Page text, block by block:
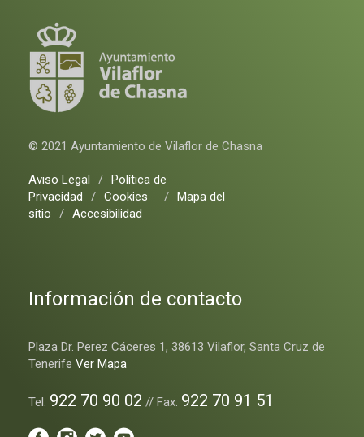
© 2021 Ayuntamiento de Vilaflor de Chasna
Aviso Legal / Política de
Privacidad
/ Cookies / Mapa del
sitio
/ Accesibilidad
Información de contacto
Plaza Dr. Perez Cáceres 1, 38613 Vilaflor, Santa Cruz de
Tenerife Ver Mapa
Tel: 922 70 90 02 // Fax: 922 70 91 51